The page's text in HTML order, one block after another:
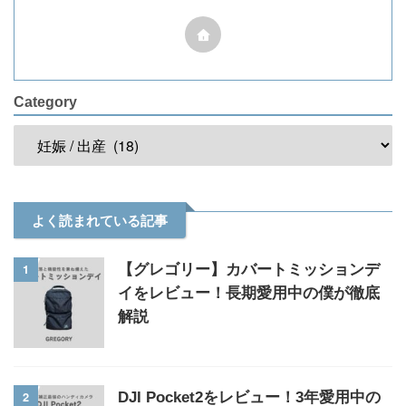
Category
よく読まれている記事
1
【グレゴリー】カバートミッションデ
イをレビュー！長期愛用中の僕が徹底
解説
2 DJI Pocket2をレビュー！3年愛用中の